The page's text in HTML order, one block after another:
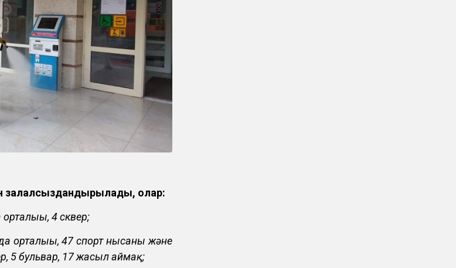
олар:
4 сквер;
орталығы, 47 спорт нысаны және
5 бульвар, 17 жасыл аймақ;